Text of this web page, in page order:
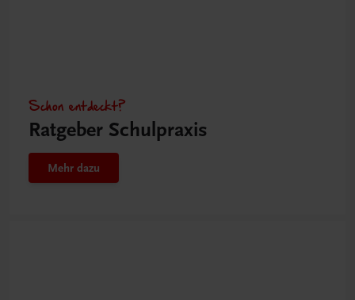
Schon entdeckt?
Ratgeber Schulpraxis
Mehr dazu